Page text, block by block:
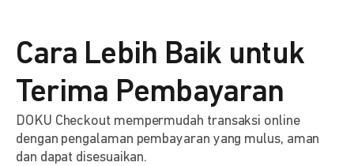
Cara Lebih Baik untuk
Terima Pembayaran
DOKU Checkout mempermudah transaksi online
dengan pengalaman pembayaran yang mulus, aman
dan dapat disesuaikan.